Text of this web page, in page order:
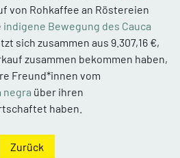
von Rohkaffee an Röstereien
indigene Bewegung des Cauca
sich zusammen aus 9.307,16 €,
zusammen bekommen haben,
Freund*innen vom
negra über ihren
haben.
Zurück